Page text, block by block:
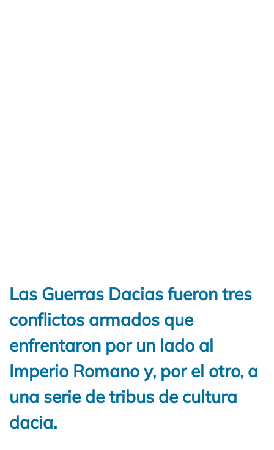
Las Guerras Dacias fueron tres
conflictos armados que
enfrentaron por un lado al
Imperio Romano y, por el otro, a
una serie de tribus de cultura
dacia.